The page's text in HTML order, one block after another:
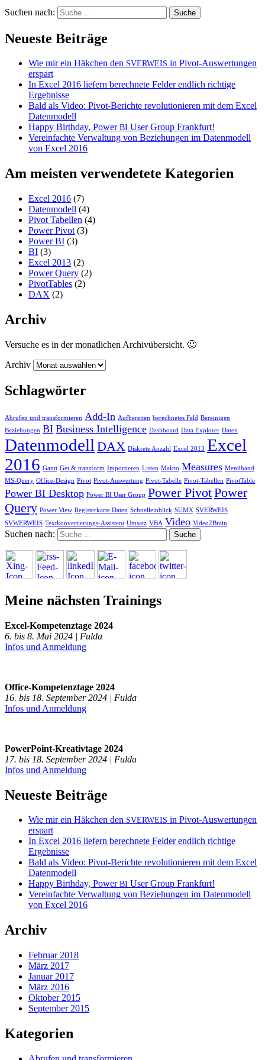
Suchen nach:
Neueste Beiträge
Wie mir ein Häkchen den SVERWEIS in Pivot-Auswertungen
erspart
In Excel 2016 liefern berechnete Felder endlich richtige
Ergebnisse
Bald als Video: Pivot-Berichte revolutionieren mit dem Excel
Datenmodell
Happy Birthday, PowerBI User Group Frankfurt!
Vereinfachte Verwaltung von Beziehungen im Datenmodell
von Excel 2016
Am meisten verwendetete Kategorien
Excel 2016 (7)
Datenmodell (4)
Pivot Tabellen (4)
Power Pivot (3)
Power BI (3)
BI (3)
Excel 2013 (2)
Power Query (2)
PivotTables (2)
DAX (2)
Archiv
Versuche es in der monatlichen Archivübersicht. 🙂
Archiv
Schlagwörter
Abrufen und transformieren Add-In Aufbereiten berechnetes Feld Bereinigen
Beziehungen BI Business Intelligence Dashboard Data Explorer Daten
Datenmodell DAX Diskrete Anzahl Excel 2013 Excel
2016 Gantt Get & transform Importieren Listen Makro Measures Menüband
MS-Query Office-Design Pivot Pivot-Auswertung Pivot-Tabelle Pivot-Tabellen PivotTable
Power BI Desktop Power BI User Group Power PivotPower
Query Power View Registerkarte Daten Schnelleinblick SUMX SVERWEIS
SVWERWEIS Textkonvertierungs-Assistent Umsatz VBA Video Video2Brain
Suchen nach:
Meine nächsten Trainings
Excel-Kompetenztage 2024
6. bis 8. Mai 2024 | Fulda
Infos und Anmeldung
Office-Kompetenztage 2024
16. bis 18. September 2024 | Fulda
Infos und Anmeldung
PowerPoint-Kreativtage 2024
17. bis 18. September 2024 | Fulda
Infos und Anmeldung
Neueste Beiträge
Wie mir ein Häkchen den SVERWEIS in Pivot-Auswertungen
erspart
In Excel 2016 liefern berechnete Felder endlich richtige
Ergebnisse
Bald als Video: Pivot-Berichte revolutionieren mit dem Excel
Datenmodell
Happy Birthday, PowerBI User Group Frankfurt!
Vereinfachte Verwaltung von Beziehungen im Datenmodell
von Excel 2016
Archiv
Februar 2018
März 2017
Januar 2017
März 2016
Oktober 2015
September 2015
Kategorien